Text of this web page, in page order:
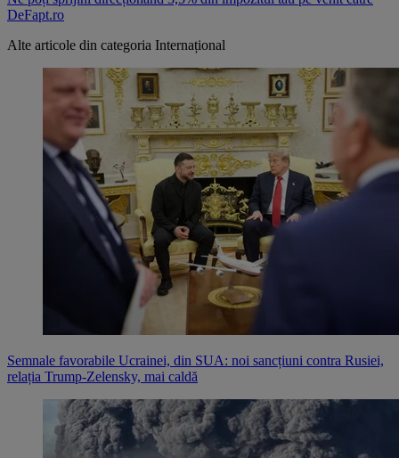
DeFapt.ro
Alte articole din categoria Internațional
Semnale favorabile Ucrainei, din SUA: noi sancțiuni contra Rusiei,
relația Trump-Zelensky, mai caldă